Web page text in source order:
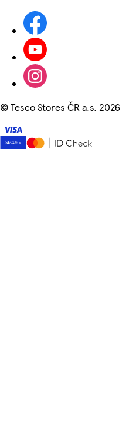
©Tesco Stores ČR a.s. 2026